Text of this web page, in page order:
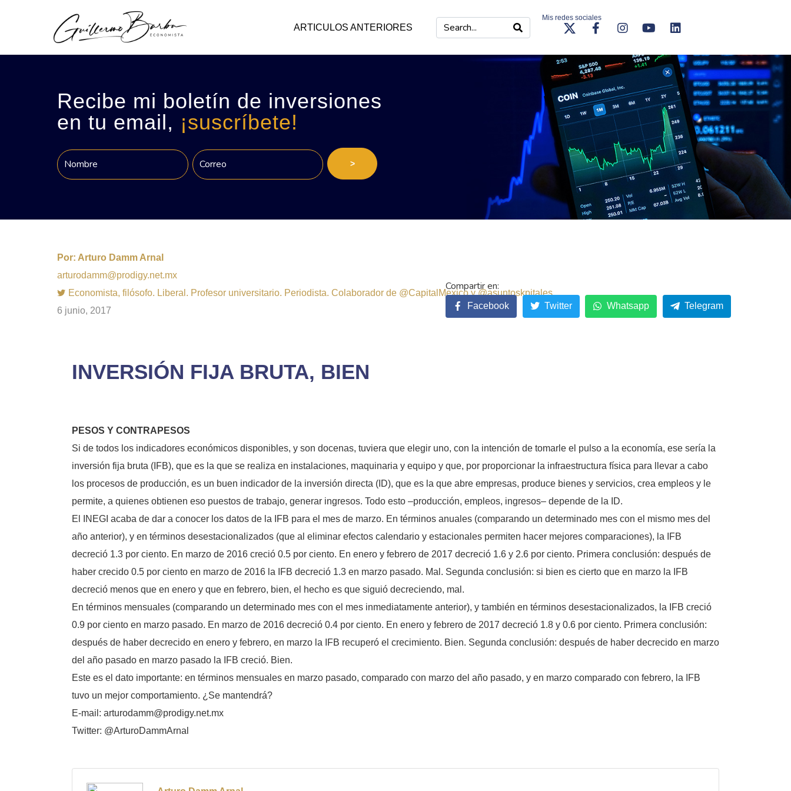
ARTICULOS ANTERIORES
Mis redes sociales
Recibe mi boletín de inversiones
en tu email, ¡suscríbete!
>
Por: Arturo Damm Arnal
arturodamm@prodigy.net.mx
Economista, filósofo. Liberal. Profesor universitario. Periodista. Colaborador de @CapitalMexico y @asuntoskpitales
6 junio, 2017
INVERSIÓN FIJA BRUTA, BIEN
PESOS Y CONTRAPESOS
Si de todos los indicadores económicos disponibles, y son docenas, tuviera que elegir uno, con la intención de tomarle el pulso a la economía, ese sería la
inversión fija bruta (IFB), que es la que se realiza en instalaciones, maquinaria y equipo y que, por proporcionar la infraestructura física para llevar a cabo
los procesos de producción, es un buen indicador de la inversión directa (ID), que es la que abre empresas, produce bienes y servicios, crea empleos y le
permite, a quienes obtienen eso puestos de trabajo, generar ingresos. Todo esto –producción, empleos, ingresos– depende de la ID.
El INEGI acaba de dar a conocer los datos de la IFB para el mes de marzo. En términos anuales (comparando un determinado mes con el mismo mes del
año anterior), y en términos desestacionalizados (que al eliminar efectos calendario y estacionales permiten hacer mejores comparaciones), la IFB
decreció 1.3 por ciento. En marzo de 2016 creció 0.5 por ciento. En enero y febrero de 2017 decreció 1.6 y 2.6 por ciento. Primera conclusión: después de
haber crecido 0.5 por ciento en marzo de 2016 la IFB decreció 1.3 en marzo pasado. Mal. Segunda conclusión: si bien es cierto que en marzo la IFB
decreció menos que en enero y que en febrero, bien, el hecho es que siguió decreciendo, mal.
En términos mensuales (comparando un determinado mes con el mes inmediatamente anterior), y también en términos desestacionalizados, la IFB creció
0.9 por ciento en marzo pasado. En marzo de 2016 decreció 0.4 por ciento. En enero y febrero de 2017 decreció 1.8 y 0.6 por ciento. Primera conclusión:
después de haber decrecido en enero y febrero, en marzo la IFB recuperó el crecimiento. Bien. Segunda conclusión: después de haber decrecido en marzo
del año pasado en marzo pasado la IFB creció. Bien.
Este es el dato importante: en términos mensuales en marzo pasado, comparado con marzo del año pasado, y en marzo comparado con febrero, la IFB
tuvo un mejor comportamiento. ¿Se mantendrá?
E-mail: arturodamm@prodigy.net.mx
Twitter: @ArturoDammArnal
Facebook Twitter Whatsapp Telegram